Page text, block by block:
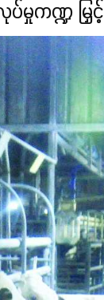
ပ်မှုကဏ္ဍ မ